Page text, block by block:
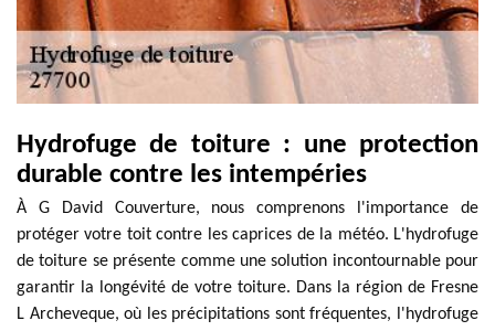
Hydrofuge de toiture : une protection
durable contre les intempéries
À G David Couverture, nous comprenons l'importance de
protéger votre toit contre les caprices de la météo. L'hydrofuge
de toiture se présente comme une solution incontournable pour
garantir la longévité de votre toiture. Dans la région de Fresne
L Archeveque, où les précipitations sont fréquentes, l'hydrofuge